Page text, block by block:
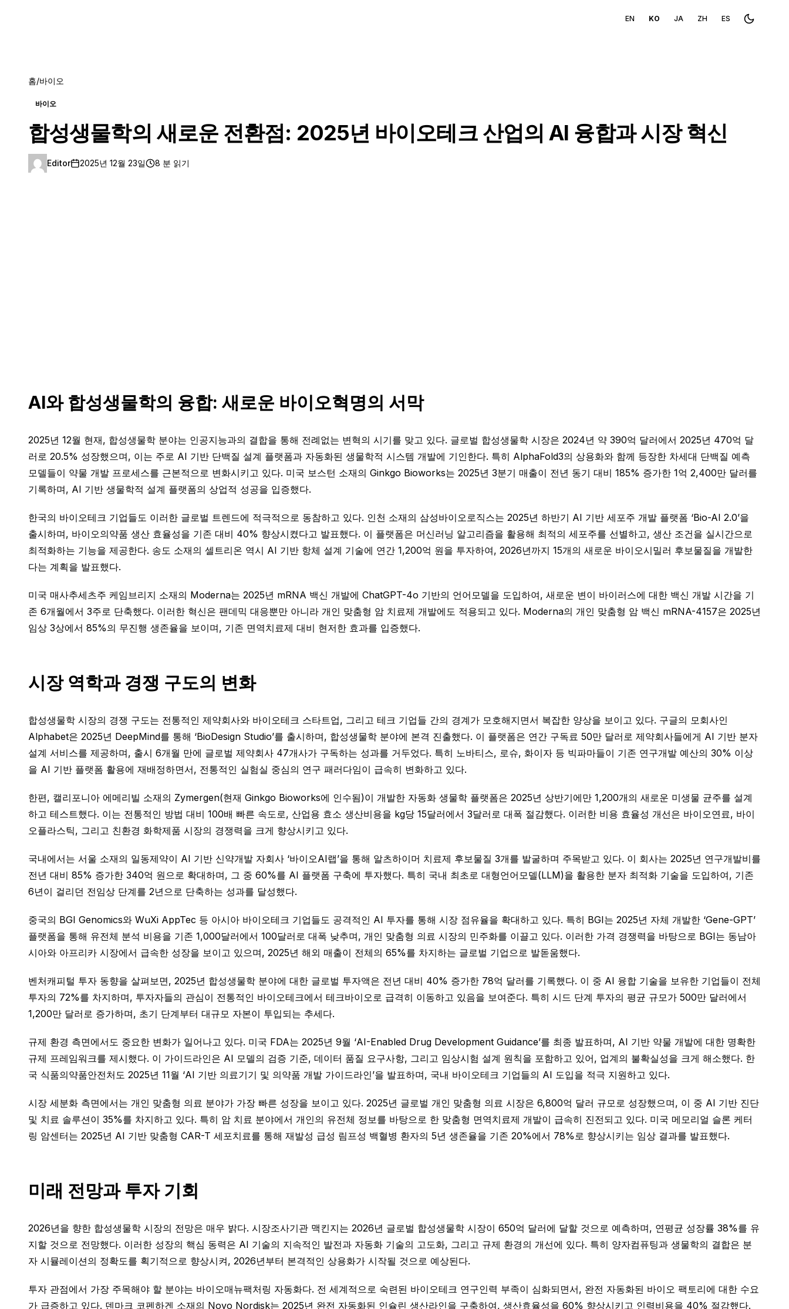
EN KO JA ZH ES Toggle
홈/바이오
바이오
합성생물학의 새로운 전환점: 2025년 바이오테크 산업의 AI 융합과 시장 혁신
Editor 2025년 12월 23일 8 분 읽기
AI와 합성생물학의 융합: 새로운 바이오혁명의 서막
2025년 12월 현재, 합성생물학 분야는 인공지능과의 결합을 통해 전례없는 변혁의 시기를 맞고 있다. 글로벌 합성생물학 시장은 2024년 약 390억 달러에서 2025년 470억 달
러로 20.5% 성장했으며, 이는 주로 AI 기반 단백질 설계 플랫폼과 자동화된 생물학적 시스템 개발에 기인한다. 특히 AlphaFold3의 상용화와 함께 등장한 차세대 단백질 예측
모델들이 약물 개발 프로세스를 근본적으로 변화시키고 있다. 미국 보스턴 소재의 Ginkgo Bioworks는 2025년 3분기 매출이 전년 동기 대비 185% 증가한 1억 2,400만 달러를
기록하며, AI 기반 생물학적 설계 플랫폼의 상업적 성공을 입증했다.
한국의 바이오테크 기업들도 이러한 글로벌 트렌드에 적극적으로 동참하고 있다. 인천 소재의 삼성바이오로직스는 2025년 하반기 AI 기반 세포주 개발 플랫폼 ‘Bio-AI 2.0’을
출시하며, 바이오의약품 생산 효율성을 기존 대비 40% 향상시켰다고 발표했다. 이 플랫폼은 머신러닝 알고리즘을 활용해 최적의 세포주를 선별하고, 생산 조건을 실시간으로
최적화하는 기능을 제공한다. 송도 소재의 셀트리온 역시 AI 기반 항체 설계 기술에 연간 1,200억 원을 투자하여, 2026년까지 15개의 새로운 바이오시밀러 후보물질을 개발한
다는 계획을 발표했다.
미국 매사추세츠주 케임브리지 소재의 Moderna는 2025년 mRNA 백신 개발에 ChatGPT-4o 기반의 언어모델을 도입하여, 새로운 변이 바이러스에 대한 백신 개발 시간을 기
존 6개월에서 3주로 단축했다. 이러한 혁신은 팬데믹 대응뿐만 아니라 개인 맞춤형 암 치료제 개발에도 적용되고 있다. Moderna의 개인 맞춤형 암 백신 mRNA-4157은 2025년
임상 3상에서 85%의 무진행 생존율을 보이며, 기존 면역치료제 대비 현저한 효과를 입증했다.
시장 역학과 경쟁 구도의 변화
합성생물학 시장의 경쟁 구도는 전통적인 제약회사와 바이오테크 스타트업, 그리고 테크 기업들 간의 경계가 모호해지면서 복잡한 양상을 보이고 있다. 구글의 모회사인
Alphabet은 2025년 DeepMind를 통해 ‘BioDesign Studio’를 출시하며, 합성생물학 분야에 본격 진출했다. 이 플랫폼은 연간 구독료 50만 달러로 제약회사들에게 AI 기반 분자
설계 서비스를 제공하며, 출시 6개월 만에 글로벌 제약회사 47개사가 구독하는 성과를 거두었다. 특히 노바티스, 로슈, 화이자 등 빅파마들이 기존 연구개발 예산의 30% 이상
을 AI 기반 플랫폼 활용에 재배정하면서, 전통적인 실험실 중심의 연구 패러다임이 급속히 변화하고 있다.
한편, 캘리포니아 에메리빌 소재의 Zymergen(현재 Ginkgo Bioworks에 인수됨)이 개발한 자동화 생물학 플랫폼은 2025년 상반기에만 1,200개의 새로운 미생물 균주를 설계
하고 테스트했다. 이는 전통적인 방법 대비 100배 빠른 속도로, 산업용 효소 생산비용을 kg당 15달러에서 3달러로 대폭 절감했다. 이러한 비용 효율성 개선은 바이오연료, 바이
오플라스틱, 그리고 친환경 화학제품 시장의 경쟁력을 크게 향상시키고 있다.
국내에서는 서울 소재의 일동제약이 AI 기반 신약개발 자회사 ‘바이오AI랩’을 통해 알츠하이머 치료제 후보물질 3개를 발굴하며 주목받고 있다. 이 회사는 2025년 연구개발비를
전년 대비 85% 증가한 340억 원으로 확대하며, 그 중 60%를 AI 플랫폼 구축에 투자했다. 특히 국내 최초로 대형언어모델(LLM)을 활용한 분자 최적화 기술을 도입하여, 기존
6년이 걸리던 전임상 단계를 2년으로 단축하는 성과를 달성했다.
중국의 BGI Genomics와 WuXi AppTec 등 아시아 바이오테크 기업들도 공격적인 AI 투자를 통해 시장 점유율을 확대하고 있다. 특히 BGI는 2025년 자체 개발한 ‘Gene-GPT’
플랫폼을 통해 유전체 분석 비용을 기존 1,000달러에서 100달러로 대폭 낮추며, 개인 맞춤형 의료 시장의 민주화를 이끌고 있다. 이러한 가격 경쟁력을 바탕으로 BGI는 동남아
시아와 아프리카 시장에서 급속한 성장을 보이고 있으며, 2025년 해외 매출이 전체의 65%를 차지하는 글로벌 기업으로 발돋움했다.
벤처캐피털 투자 동향을 살펴보면, 2025년 합성생물학 분야에 대한 글로벌 투자액은 전년 대비 40% 증가한 78억 달러를 기록했다. 이 중 AI 융합 기술을 보유한 기업들이 전체
투자의 72%를 차지하며, 투자자들의 관심이 전통적인 바이오테크에서 테크바이오로 급격히 이동하고 있음을 보여준다. 특히 시드 단계 투자의 평균 규모가 500만 달러에서
1,200만 달러로 증가하며, 초기 단계부터 대규모 자본이 투입되는 추세다.
규제 환경 측면에서도 중요한 변화가 일어나고 있다. 미국 FDA는 2025년 9월 ‘AI-Enabled Drug Development Guidance’를 최종 발표하며, AI 기반 약물 개발에 대한 명확한
규제 프레임워크를 제시했다. 이 가이드라인은 AI 모델의 검증 기준, 데이터 품질 요구사항, 그리고 임상시험 설계 원칙을 포함하고 있어, 업계의 불확실성을 크게 해소했다. 한
국 식품의약품안전처도 2025년 11월 ‘AI 기반 의료기기 및 의약품 개발 가이드라인’을 발표하며, 국내 바이오테크 기업들의 AI 도입을 적극 지원하고 있다.
시장 세분화 측면에서는 개인 맞춤형 의료 분야가 가장 빠른 성장을 보이고 있다. 2025년 글로벌 개인 맞춤형 의료 시장은 6,800억 달러 규모로 성장했으며, 이 중 AI 기반 진단
및 치료 솔루션이 35%를 차지하고 있다. 특히 암 치료 분야에서 개인의 유전체 정보를 바탕으로 한 맞춤형 면역치료제 개발이 급속히 진전되고 있다. 미국 메모리얼 슬론 케터
링 암센터는 2025년 AI 기반 맞춤형 CAR-T 세포치료를 통해 재발성 급성 림프성 백혈병 환자의 5년 생존율을 기존 20%에서 78%로 향상시키는 임상 결과를 발표했다.
미래 전망과 투자 기회
2026년을 향한 합성생물학 시장의 전망은 매우 밝다. 시장조사기관 맥킨지는 2026년 글로벌 합성생물학 시장이 650억 달러에 달할 것으로 예측하며, 연평균 성장률 38%를 유
지할 것으로 전망했다. 이러한 성장의 핵심 동력은 AI 기술의 지속적인 발전과 자동화 기술의 고도화, 그리고 규제 환경의 개선에 있다. 특히 양자컴퓨팅과 생물학의 결합은 분
자 시뮬레이션의 정확도를 획기적으로 향상시켜, 2026년부터 본격적인 상용화가 시작될 것으로 예상된다.
투자 관점에서 가장 주목해야 할 분야는 바이오매뉴팩처링 자동화다. 전 세계적으로 숙련된 바이오테크 연구인력 부족이 심화되면서, 완전 자동화된 바이오 팩토리에 대한 수요
가 급증하고 있다. 덴마크 코펜하겐 소재의 Novo Nordisk는 2025년 완전 자동화된 인슐린 생산라인을 구축하여, 생산효율성을 60% 향상시키고 인력비용을 40% 절감했다.